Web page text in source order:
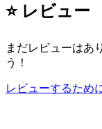
⭐ レビュー
まだレビューはあ
う！
レビューするため